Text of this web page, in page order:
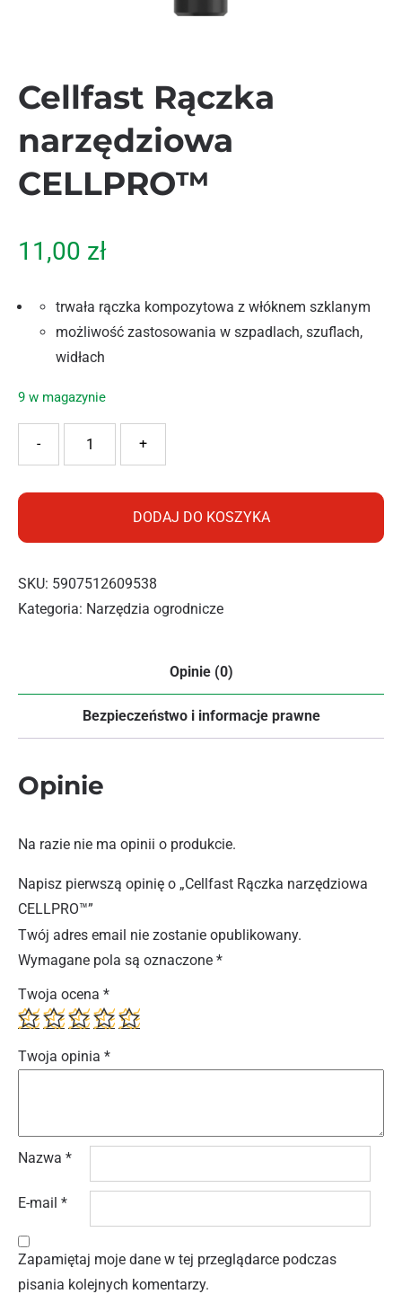
Cellfast Rączka
narzędziowa
CELLPRO™
11,00 zł
trwała rączka kompozytowa z włóknem szklanym
możliwość zastosowania w szpadlach, szuflach,
widłach
9 w magazynie
+
-
DODAJ DO KOSZYKA
SKU: 5907512609538
Kategoria: Narzędzia ogrodnicze
Opinie (0)
Bezpieczeństwo i informacje prawne
Opinie
Na razie nie ma opinii o produkcie.
Napisz pierwszą opinię o „Cellfast Rączka narzędziowa
CELLPRO™”
Twój adres email nie zostanie opublikowany.
Wymagane pola są oznaczone *
Twoja ocena *
Twoja opinia *
Nazwa *
E-mail *
Zapamiętaj moje dane w tej przeglądarce podczas
pisania kolejnych komentarzy.